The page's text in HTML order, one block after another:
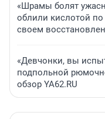
«Шрамы болят
облили кислотой по
своем
«Девчонки, вы
подпольной
обзор YA62.RU